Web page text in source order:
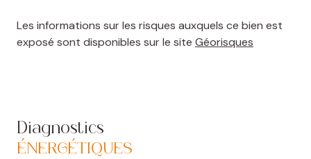
Les informations sur les risques auxquels ce bien est
exposé sont disponibles sur le site Géorisques
Diagnostics
ÉNERGÉTIQUES